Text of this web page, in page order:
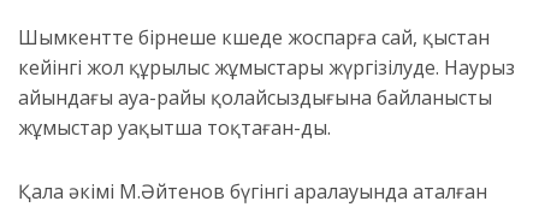
Шымкентте бірнеше көшеде жоспарға сай, қыстан
кейінгі жол құрылыс жұмыстары жүргізілуде. Наурыз
айындағы ауа-райы қолайсыздығына байланысты
жұмыстар уақытша тоқтаған-ды.
Қала әкімі М.Әйтенов бүгінгі аралауында аталған